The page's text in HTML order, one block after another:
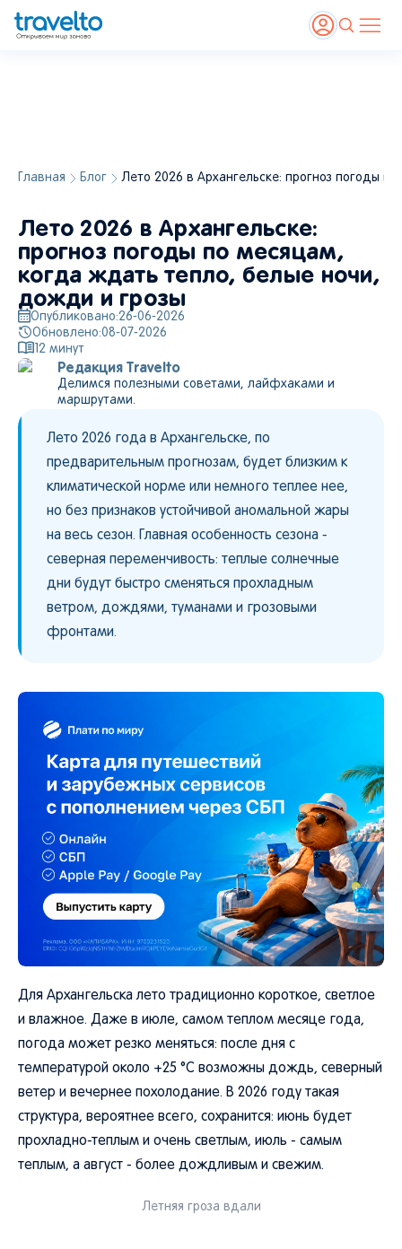
Главная Блог Лето 2026 в Архангельске: прогноз погоды
Лето 2026 в Архангельске:
прогноз погоды по месяцам,
когда ждать тепло, белые ночи,
дожди и грозы
Опубликовано:26-06-2026
Обновлено:08-07-2026
12 минут
Редакция Travelto
Делимся полезными советами, лайфхаками и
маршрутами.
Лето 2026 года в Архангельске, по
предварительным прогнозам, будет близким к
климатической норме или немного теплее нее,
но без признаков устойчивой аномальной жары
на весь сезон. Главная особенность сезона -
северная переменчивость: теплые солнечные
дни будут быстро сменяться прохладным
ветром, дождями, туманами и грозовыми
фронтами.
Для Архангельска лето традиционно короткое, светлое
и влажное. Даже в июле, самом теплом месяце года,
погода может резко меняться: после дня с
температурой около +25 °C возможны дождь, северный
ветер и вечернее похолодание. В 2026 году такая
структура, вероятнее всего, сохранится: июнь будет
прохладно-теплым и очень светлым, июль - самым
теплым, а август - более дождливым и свежим.
Летняя гроза вдали